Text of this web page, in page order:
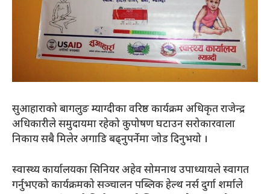
सुआहाराको बागलुङ म्याग्दीका वरिष्ठ कार्यक्रम अधिकृत राजेन्द्र
अधिकारीले समुदायमा रहेको कुपोषण घटाउन सरोकारवाला
निकाय सबै मिलेर अगाडि बढ्नुपर्नेमा जोड दिनुभयो ।
स्वास्थ्य कार्यालयका सिनियर अहेव सोमनाथ उपाध्यायले स्वागत
गर्नुभएको कार्यक्रमको सञ्चालन पब्लिक हेल्थ नर्स दुर्गा शर्माले